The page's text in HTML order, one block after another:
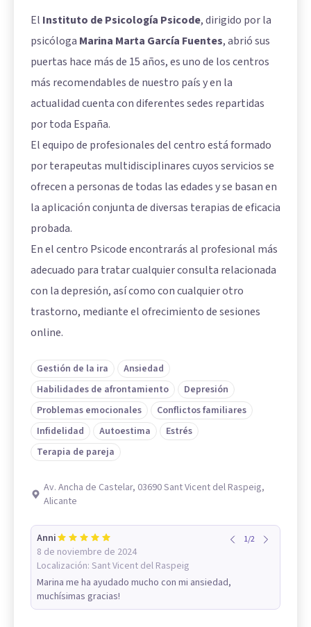
El Instituto de Psicología Psicode, dirigido por la
psicóloga Marina Marta García Fuentes, abrió sus
puertas hace más de 15 años, es uno de los centros
más recomendables de nuestro país y en la
actualidad cuenta con diferentes sedes repartidas
por toda España.
El equipo de profesionales del centro está formado
por terapeutas multidisciplinares cuyos servicios se
ofrecen a personas de todas las edades y se basan en
la aplicación conjunta de diversas terapias de eficacia
probada.
En el centro Psicode encontrarás al profesional más
adecuado para tratar cualquier consulta relacionada
con la depresión, así como con cualquier otro
trastorno, mediante el ofrecimiento de sesiones
online.
Gestión de la ira
Ansiedad
Habilidades de afrontamiento
Depresión
Problemas emocionales
Conflictos familiares
Infidelidad
Autoestima
Estrés
Terapia de pareja
Av. Ancha de Castelar, 03690 Sant Vicent del Raspeig,
Alicante
Anni
8 de noviembre de 2024
Localización: Sant Vicent del Raspeig
1/2
Marina me ha ayudado mucho con mi ansiedad,
muchísimas gracias!